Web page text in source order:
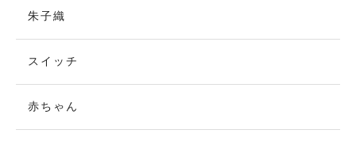
朱子織
スイッチ
赤ちゃん